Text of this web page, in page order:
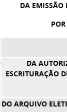
DA EMISSÃO
DA
ESCRITURAÇÃO
DO ARQUIVO